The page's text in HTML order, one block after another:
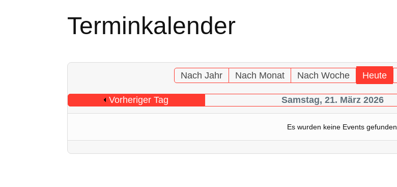
Terminkalender
Nach Jahr Nach Monat Nach Woche Heute
Vorheriger Tag Samstag, 21. März 2026
Es wurden keine Events gefunden